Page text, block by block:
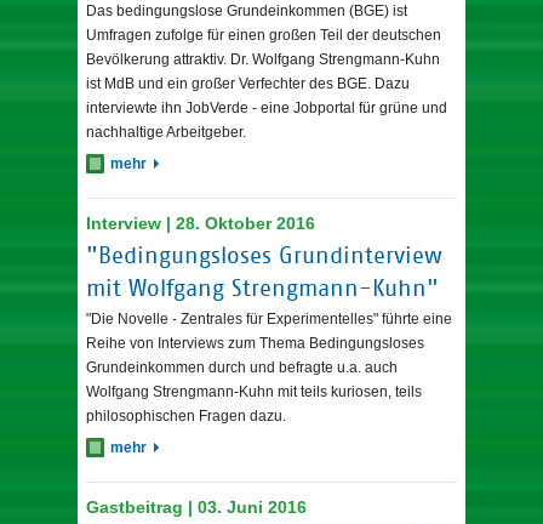
Das bedingungslose Grundeinkommen (BGE) ist
Umfragen zufolge für einen großen Teil der deutschen
Bevölkerung attraktiv. Dr. Wolfgang Strengmann-Kuhn
ist MdB und ein großer Verfechter des BGE. Dazu
interviewte ihn JobVerde - eine Jobportal für grüne und
nachhaltige Arbeitgeber.
mehr
Interview | 28. Oktober 2016
"Bedingungsloses Grundinterview
mit Wolfgang Strengmann-Kuhn"
"Die Novelle - Zentrales für Experimentelles" führte eine
Reihe von Interviews zum Thema Bedingungsloses
Grundeinkommen durch und befragte u.a. auch
Wolfgang Strengmann-Kuhn mit teils kuriosen, teils
philosophischen Fragen dazu.
mehr
Gastbeitrag | 03. Juni 2016